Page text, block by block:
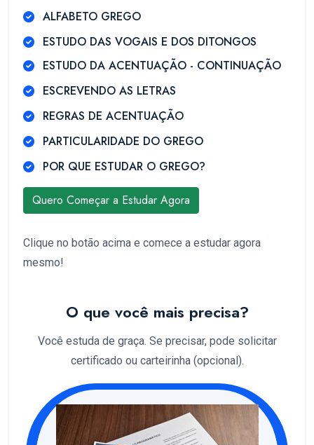
ALFABETO GREGO
ESTUDO DAS VOGAIS E DOS DITONGOS
ESTUDO DA ACENTUAÇÃO - CONTINUAÇÃO
ESCREVENDO AS LETRAS
REGRAS DE ACENTUAÇÃO
PARTICULARIDADE DO GREGO
POR QUE ESTUDAR O GREGO?
Quero Começar a Estudar Agora
Clique no botão acima e comece a estudar agora
mesmo!
O que você mais precisa?
Você estuda de graça. Se precisar, pode solicitar
certificado ou carteirinha (opcional).